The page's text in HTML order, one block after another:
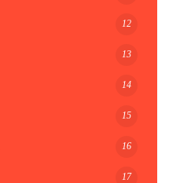
12
13
14
15
16
17